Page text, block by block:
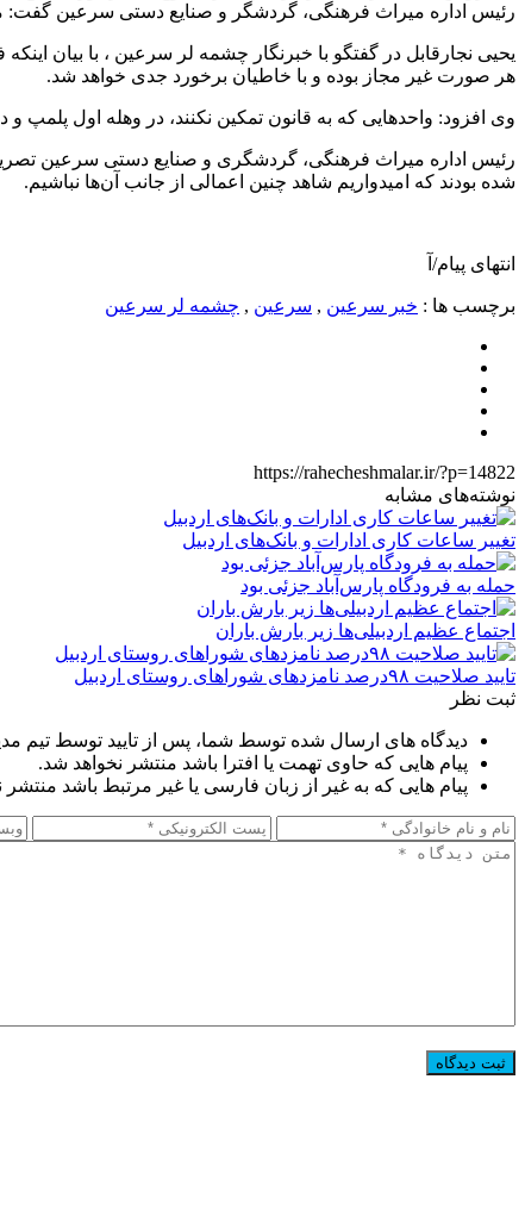
رئیس اداره میراث فرهنگی، گردشگر و صنایع دستی سرعین گفت:
یحیی نجارقابل در گفتگو با خبرنگار چشمه لر سرعین ، با بیان
هر صورت غیر مجاز بوده و با خاطیان برخورد جدی خواهد شد.
وی افزود: واحدهایی که به قانون تمکین نکنند، در وهله اول پلمپ
رئیس اداره میراث فرهنگی، گردشگری و صنایع دستی سرعین
شده بودند که امیدواریم شاهد چنین اعمالی از جانب آن‌ها نباشیم.
انتهای پیام/آ
برچسب ها : خبر سرعین , سرعین , چشمه لر سرعین
https://rahecheshmalar.ir/?p=14822
نوشته‌های مشابه
تغییر ساعات کاری ادارات و بانک‌های اردبیل
حمله به فرودگاه پارس‌‌آباد جزئی بود
اجتماع عظیم اردبیلی‌ها زیر بارش باران
تایید صلاحیت ۹۸درصد نامزدهای شوراهای روستای اردبیل
ثبت نظر
دیدگاه های ارسال شده توسط شما، پس از تایید توسط تیم
پیام هایی که حاوی تهمت یا افترا باشد منتشر نخواهد شد.
پیام هایی که به غیر از زبان فارسی یا غیر مرتبط باشد منتشر